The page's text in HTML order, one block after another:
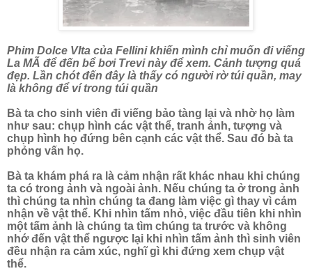
Phim Dolce VIta của Fellini khiến mình chỉ muốn đi viếng
La MÃ để đến bể bơi Trevi này để xem. Cảnh tượng quá
đẹp. Lần chót đến đây là thấy có người rờ túi quần, may
là không để ví trong túi quần
Bà ta cho sinh viên đi viếng bảo tàng lại và nhờ họ làm
như sau: chụp hình các vật thể, tranh ảnh, tượng và
chụp hình họ đứng bên cạnh các vật thể. Sau đó bà ta
phỏng vấn họ.
Bà ta khám phá ra là cảm nhận rất khác nhau khi chúng
ta có trong ảnh và ngoài ảnh. Nếu chúng ta ở trong ảnh
thì chúng ta nhìn chúng ta đang làm việc gì thay vì cảm
nhận về vật thể. Khi nhìn tấm nhỏ, việc đầu tiên khi nhìn
một tấm ảnh là chúng ta tìm chúng ta trước và không
nhớ đến vật thể ngược lại khi nhìn tấm ảnh thì sinh viên
đều nhận ra cảm xúc, nghĩ gì khi đứng xem chụp vật
thể.